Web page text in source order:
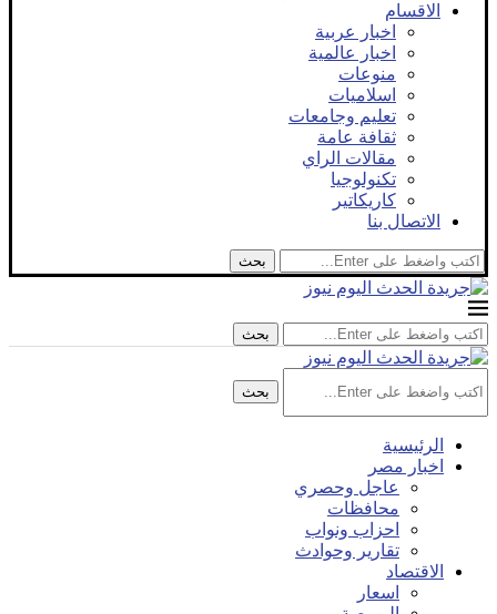
الاقسام
اخبار عربية
اخبار عالمية
منوعات
اسلاميات
تعليم وجامعات
ثقافة عامة
مقالات الراي
تكنولوجيا
كاريكاتير
الاتصال بنا
بحث
بحث
بحث
الرئيسية
اخبار مصر
عاجل وحصري
محافظات
احزاب ونواب
تقارير وحوادث
الاقتصاد
اسعار